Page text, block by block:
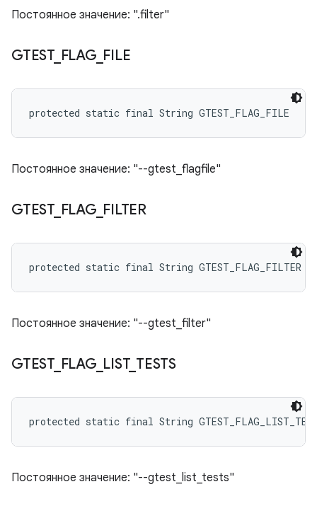
Постоянное значение: ".filter"
GTEST_ FLAG_ FILE
protected static final String GTEST_FLAG_FILE
Постоянное значение: "--gtest_flagfile"
GTEST_ FLAG_ FILTER
protected static final String GTEST_FLAG_FILTER
Постоянное значение: "--gtest_filter"
GTEST_ FLAG_ LIST_ TESTS
protected static final String
Постоянное значение: "--gtest_list_tests"